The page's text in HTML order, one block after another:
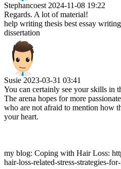
Stephancoest 2024-11-08 19:22
Regards. A lot of material!
help writing thesis best essay
dissertation
Susie 2023-03-31 03:41
You can certainly see your skills in
The arena hopes for more
who are not afraid to mention how
your heart.
my blog: Coping with Hair Loss:
hair-loss-related-stress-strategies-